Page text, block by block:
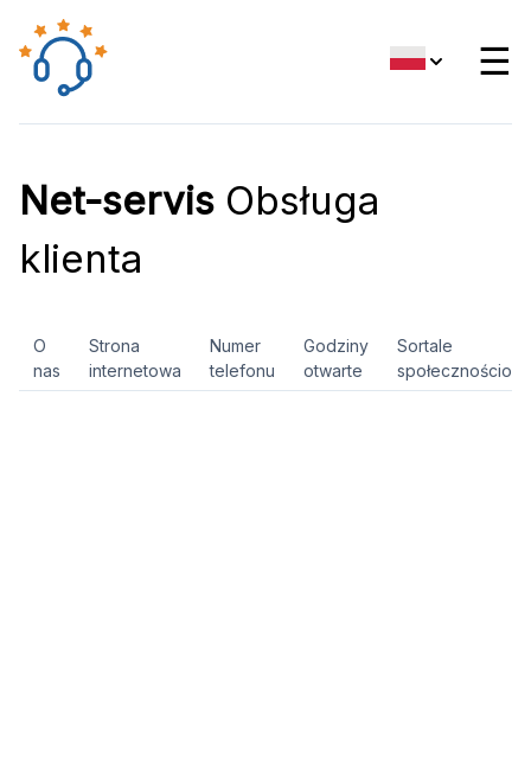
☰
Net-servis Obsługa
klienta
O
nas
Strona
internetowa
Numer
telefonu
Godziny
otwarte
Sortale